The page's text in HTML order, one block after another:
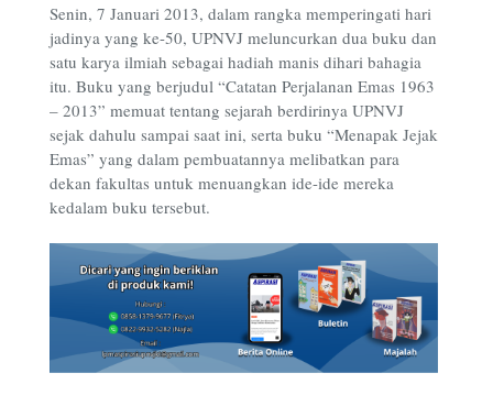
Senin, 7 Januari 2013, dalam rangka memperingati hari
jadinya yang ke-50, UPNVJ meluncurkan dua buku dan
satu karya ilmiah sebagai hadiah manis dihari bahagia
itu. Buku yang berjudul “Catatan Perjalanan Emas 1963
– 2013” memuat tentang sejarah berdirinya UPNVJ
sejak dahulu sampai saat ini, serta buku “Menapak Jejak
Emas” yang dalam pembuatannya melibatkan para
dekan fakultas untuk menuangkan ide-ide mereka
kedalam buku tersebut.